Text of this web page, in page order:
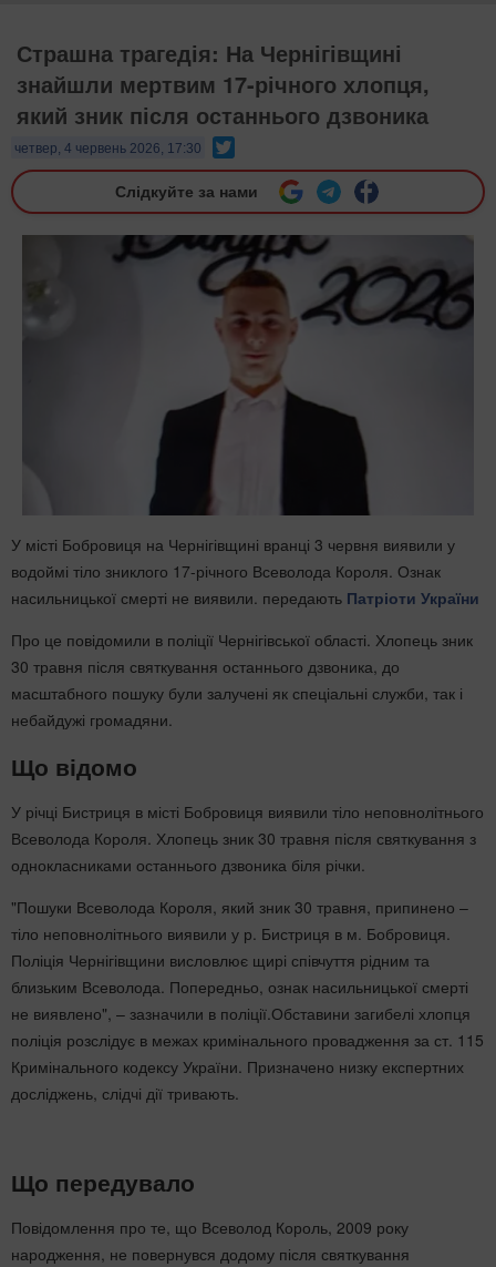
Страшна трагедія: На Чернігівщині
знайшли мертвим 17-річного хлопця,
який зник після останнього дзвоника
четвер, 4 червень 2026, 17:30
Слідкуйте за нами
У місті Бобровиця на Чернігівщині вранці 3 червня виявили у
водоймі тіло зниклого 17-річного Всеволода Короля. Ознак
насильницької смерті не виявили. передають Патріоти України
Про це повідомили в поліції Чернігівської області. Хлопець зник
30 травня після святкування останнього дзвоника, до
масштабного пошуку були залучені як спеціальні служби, так і
небайдужі громадяни.
Що відомо
У річці Бистриця в місті Бобровиця виявили тіло неповнолітнього
Всеволода Короля. Хлопець зник 30 травня після святкування з
однокласниками останнього дзвоника біля річки.
"Пошуки Всеволода Короля, який зник 30 травня, припинено –
тіло неповнолітнього виявили у р. Бистриця в м. Бобровиця.
Поліція Чернігівщини висловлює щирі співчуття рідним та
близьким Всеволода. Попередньо, ознак насильницької смерті
не виявлено", – зазначили в поліції.Обставини загибелі хлопця
поліція розслідує в межах кримінального провадження за ст. 115
Кримінального кодексу України. Призначено низку експертних
досліджень, слідчі дії тривають.
Що передувало
Повідомлення про те, що Всеволод Король, 2009 року
народження, не повернувся додому після святкування